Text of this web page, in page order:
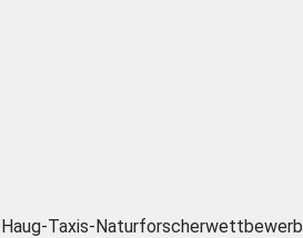
Haug-Taxis-Naturforscherwettbewerb